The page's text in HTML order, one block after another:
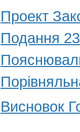
Проект
Подання
Висновок